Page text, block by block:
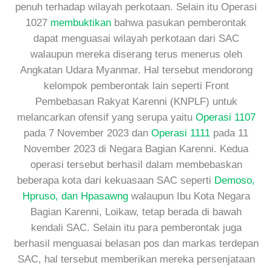
penuh terhadap wilayah perkotaan. Selain itu Operasi
1027 membuktikan bahwa pasukan pemberontak
dapat menguasai wilayah perkotaan dari SAC
walaupun mereka diserang terus menerus oleh
Angkatan Udara Myanmar. Hal tersebut mendorong
kelompok pemberontak lain seperti Front
Pembebasan Rakyat Karenni (KNPLF) untuk
melancarkan ofensif yang serupa yaitu Operasi 1107
pada 7 November 2023 dan Operasi 1111 pada 11
November 2023 di Negara Bagian Karenni. Kedua
operasi tersebut berhasil dalam membebaskan
beberapa kota dari kekuasaan SAC seperti Demoso,
Hpruso, dan Hpasawngwalaupun Ibu Kota Negara
Bagian Karenni, Loikaw, tetap berada di bawah
kendali SAC. Selain itu para pemberontak juga
berhasil menguasai belasan pos dan markas terdepan
SAC, hal tersebut memberikan mereka persenjataan